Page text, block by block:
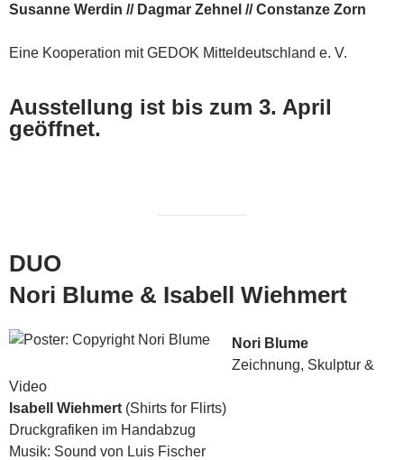
Susanne Werdin // Dagmar Zehnel //Constanze Zorn
Eine Kooperation mit GEDOK Mitteldeutschland e. V.
Ausstellung ist bis zum 3. April
geöffnet.
DUO
Nori Blume & Isabell Wiehmert
Nori Blume
Zeichnung, Skulptur &
Video
Isabell Wiehmert (Shirts for Flirts)
Druckgrafiken im Handabzug
Musik: Sound von Luis Fischer